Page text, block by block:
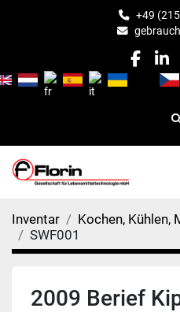
+49
Inventar Kochen, Kühlen,
SWF001
2009 Berief